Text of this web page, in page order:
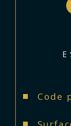
Code
garage
pas à